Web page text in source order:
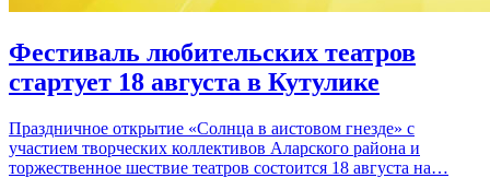
Фестиваль любительских театров
стартует 18 августа в Кутулике
Праздничное открытие «Солнца в аистовом гнезде» с
участием творческих коллективов Аларского района и
торжественное шествие театров состоится 18 августа на…